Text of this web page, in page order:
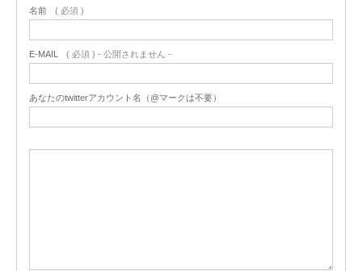
名前 ( 必須 )
E-MAIL ( 必須 ) - 公開されません -
あなたのtwitterアカウント名（@マークは不要）